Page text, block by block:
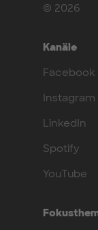
© 2026
Kanäle
Facebook
Instagram
LinkedIn
Spotify
YouTube